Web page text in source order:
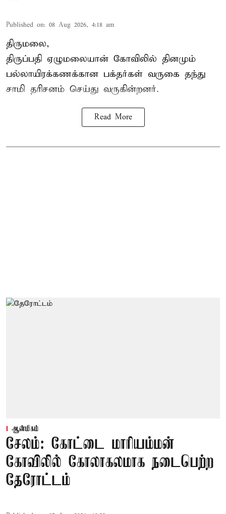
Published on: 08 Aug 2026, 4:18 am
திருமலை,
திருப்பதி ஏழுமலையான் கோவிலில் தினமும்
பல்லாயிரக்கணக்கான பக்தர்கள் வருகை தந்து
சாமி தரிசனம் செய்து வருகின்றனர்.
Read More
ஆன்மிகம்
சேலம்: கோட்டை மாரியம்மன்
கோவிலில் கோலாகலமாக நடைபெற்ற
தேரோட்டம்